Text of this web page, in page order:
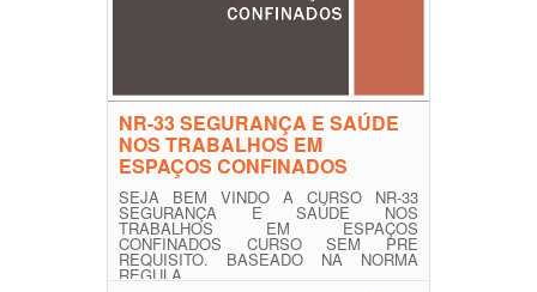
NR-33 SEGURANÇA E SAÚDE
NOS TRABALHOS EM
ESPAÇOS CONFINADOS
SEJA BEM VINDO A CURSO NR-33
SEGURANÇA E SAÚDE NOS
TRABALHOS EM ESPAÇOS
CONFINADOS CURSO SEM PRE
REQUISITO. BASEADO NA NORMA
REGULA...